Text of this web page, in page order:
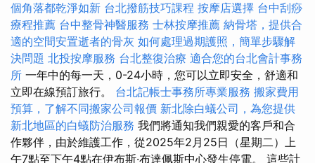
個角落都乾淨如新 台北撥筋技巧課程 按摩店選擇 台中刮痧
療程推薦 台中整骨神醫服務 士林按摩推薦 納骨塔，提供合
適的空間安置逝者的骨灰 如何處理過期護照，簡單步驟解
決問題 北投按摩服務 台北整復治療 適合您的台北會計事務
所 一年中的每一天，0-24小時，您可以立即安全，舒適和
立即在線預訂旅行。 台北記帳士事務所專業服務 搬家費用
預算，了解不同搬家公司報價 新北除白蟻公司，為您提供
新北地區的白蟻防治服務 我們將通知我們親愛的客戶和合
作夥伴，由於維護工作，從2025年2月25日（星期二）上
午7點至下午4點在伊布斯·布達佩斯中心發生停電。 這些計